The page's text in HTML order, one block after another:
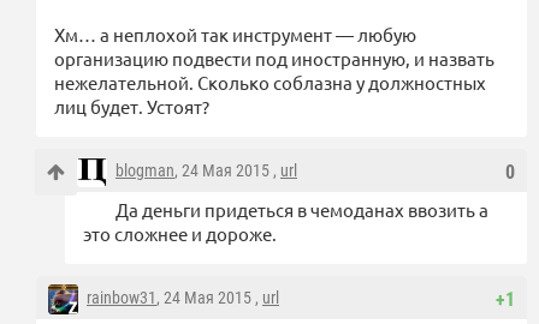
Хм… а неплохой так инструмент — любую
организацию подвести под иностранную, и назвать
нежелательной. Сколько соблазна у должностных
лиц будет. Устоят?
0
blogman, 24 Мая 2015 , url
Да деньги придеться в чемоданах ввозить а
это сложнее и дороже.
+1
rainbow31, 24 Мая 2015 , url